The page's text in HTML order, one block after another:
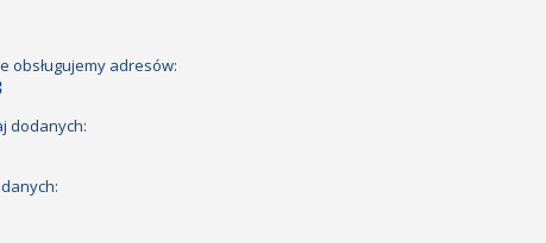
obsługujemy adresów:
dodanych: